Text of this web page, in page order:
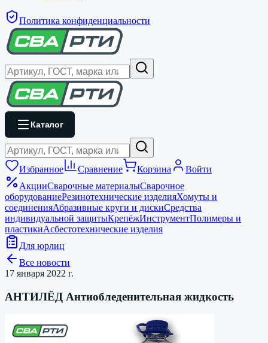
Политика конфиденциальности
Каталог
Избранное Сравнение Корзина
Войти
АкцииСварочные материалыСварочное
оборудованиеРезинотехнические изделияХомуты и
соединенияАбразивные круги и дискиСредства
индивидуальной защитыКрепёжИнструментПолимеры и
пластикиАсбестотехнические изделия
Для юрлиц
Все новости
17 января 2022 г.
АНТИЛЁД Антиобледенительная жидкость